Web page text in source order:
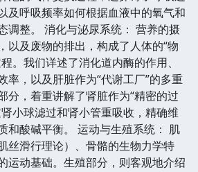
及呼吸频率如何根据血液中的氧气和
调整。 消化与泌尿系统： 营养的摄
以及废物的排出，构成了人体的“物
。我们详述了消化道内酶的作用、
率，以及肝脏作为“代谢工厂”的多重
分，着重讲解了肾脏作为“精密的过
小球滤过和肾小管重吸收，精确维
和酸碱平衡。 运动与生殖系统： 肌
丝滑行理论）、骨骼的生物力学特
运动基础。生殖部分，则客观地介绍